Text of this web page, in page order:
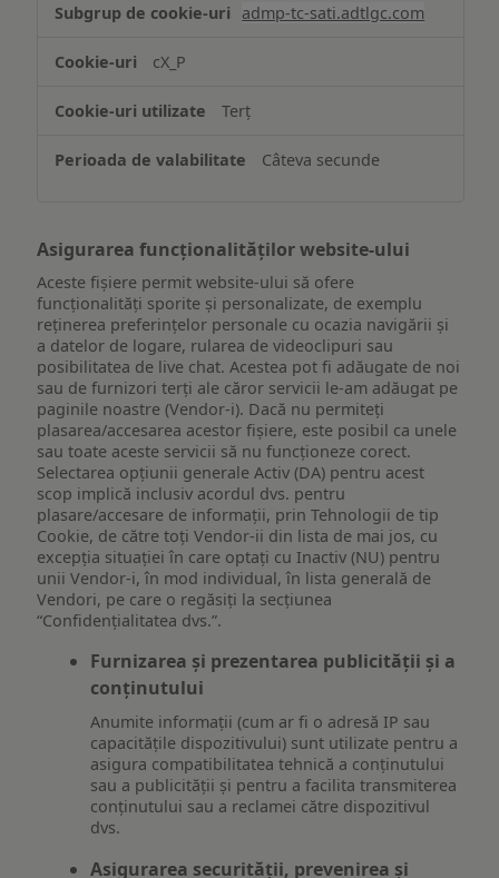
și/sau
informațiilor
pe
dispozitiv
admp-tc-sati.adtlgc.com
cX_P
Terț
Câteva secunde
Asigurarea funcționalităților website-ului
Aceste fișiere permit website-ului să ofere
funcționalități sporite și personalizate, de exemplu
reţinerea preferinţelor personale cu ocazia navigării și
a datelor de logare, rularea de videoclipuri sau
posibilitatea de live chat. Acestea pot fi adăugate de noi
sau de furnizori terți ale căror servicii le-am adăugat pe
paginile noastre (Vendor-i). Dacă nu permiteți
plasarea/accesarea acestor fișiere, este posibil ca unele
sau toate aceste servicii să nu funcționeze corect.
Selectarea opțiunii generale Activ (DA) pentru acest
scop implică inclusiv acordul dvs. pentru
plasare/accesare de informații, prin Tehnologii de tip
Cookie, de către toți Vendor-ii din lista de mai jos, cu
excepția situației în care optați cu Inactiv (NU) pentru
unii Vendor-i, în mod individual, în lista generală de
Vendori, pe care o regăsiți la secțiunea
“Confidențialitatea dvs.”.
Furnizarea și prezentarea publicității și a
conținutului
Anumite informații (cum ar fi o adresă IP sau
capacitățile dispozitivului) sunt utilizate pentru a
asigura compatibilitatea tehnică a conținutului
sau a publicității și pentru a facilita transmiterea
conținutului sau a reclamei către dispozitivul
dvs.
Asigurarea securității, prevenirea și